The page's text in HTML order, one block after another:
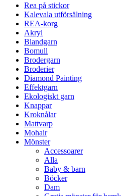
Rea på stickor
Kalevala utförsälning
REA-korg
Akryl
Blandgarn
Bomull
Brodergarn
Broderier
Diamond Painting
Effektgarn
Ekologiskt garn
Knappar
Kroknålar
Mattvarp
Mohair
Mönster
Accessoarer
Alla
Baby & barn
Böcker
Dam